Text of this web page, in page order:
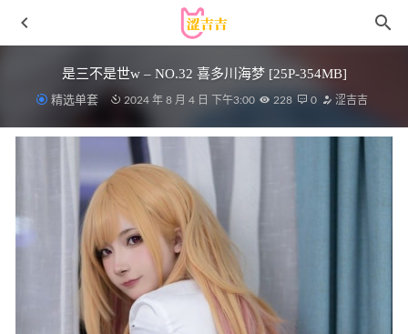
是三不是世w – NO.32 喜多川海梦 [25P-354MB]
精选单套 2024 年 8 月 4 日 下午3:00 228 0 涩吉吉
SonSon – NO.015 [DJAWA] Sheer Qipao Girl[45P/492MB]
2022-05-06
二佐Nisa – NO.204 碧蓝航线-绫波新春旗袍[27P-207MB]
2025-12-18